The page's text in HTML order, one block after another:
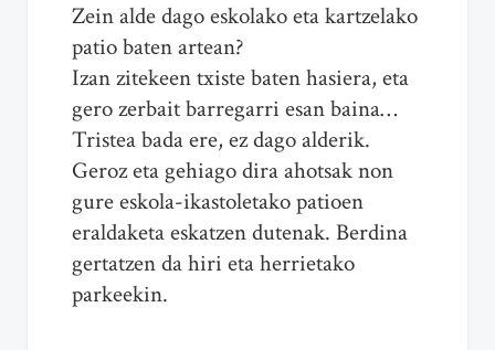
Zein alde dago eskolako eta kartzelako
patio baten artean?
Izan zitekeen txiste baten hasiera, eta
gero zerbait barregarri esan baina…
Tristea bada ere, ez dago alderik.
Geroz eta gehiago dira ahotsak non
gure eskola-ikastoletako patioen
eraldaketa eskatzen dutenak. Berdina
gertatzen da hiri eta herrietako
parkeekin.